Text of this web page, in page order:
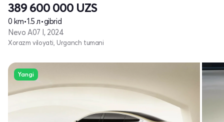
389 600 000 UZS
0 km•1.5 л•gibrid
Nevo A07 I, 2024
Xorazm viloyati, Urganch tumani
Yangi